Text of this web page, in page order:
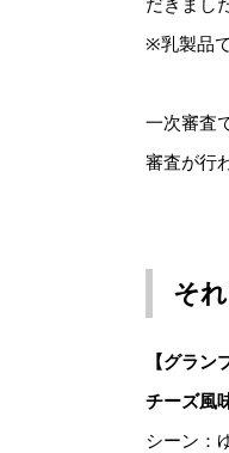
だきまし
※乳製品
一次審査
審査が行
そ
【グラン
チーズ風
シーン：